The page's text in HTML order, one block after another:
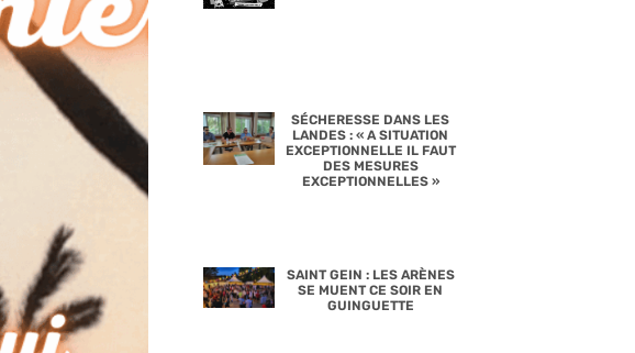
SÉCHERESSE DANS LES
LANDES : « A SITUATION
EXCEPTIONNELLE IL FAUT
DES MESURES
EXCEPTIONNELLES »
SAINT GEIN : LES ARÈNES
SE MUENT CE SOIR EN
GUINGUETTE